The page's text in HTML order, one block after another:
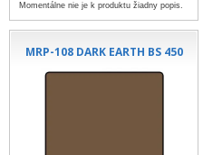
Momentálne nie je k produktu žiadny popis.
MRP-108 DARK EARTH BS 450